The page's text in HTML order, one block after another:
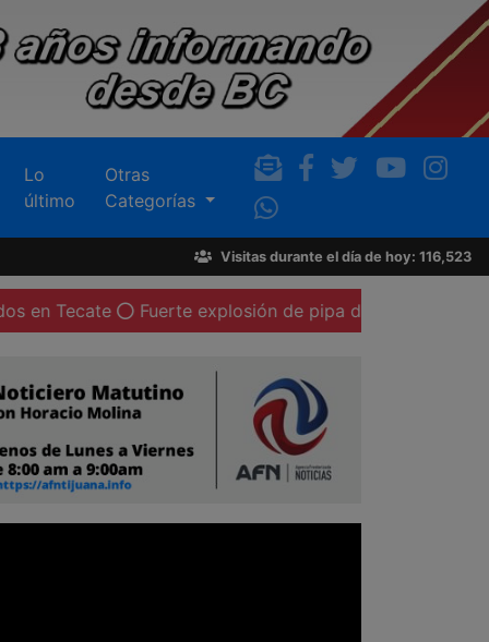
Lo
último
Otras
Categorías
Visitas durante el día de hoy: 116,523
Fuerte explosión de pipa de gas LP deja al menos